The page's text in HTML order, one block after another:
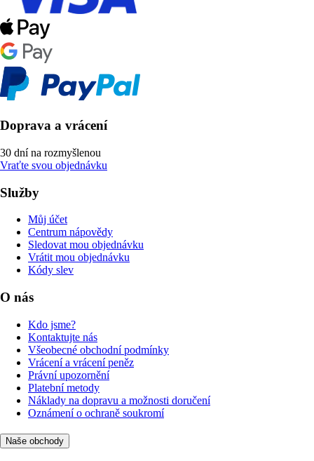
Doprava a vrácení
30 dní na rozmyšlenou
Vraťte svou objednávku
Služby
Můj účet
Centrum nápovědy
Sledovat mou objednávku
Vrátit mou objednávku
Kódy slev
O nás
Kdo jsme?
Kontaktujte nás
Všeobecné obchodní podmínky
Vrácení a vrácení peněz
Právní upozornění
Platební metody
Náklady na dopravu a možnosti doručení
Oznámení o ochraně soukromí
Naše obchody